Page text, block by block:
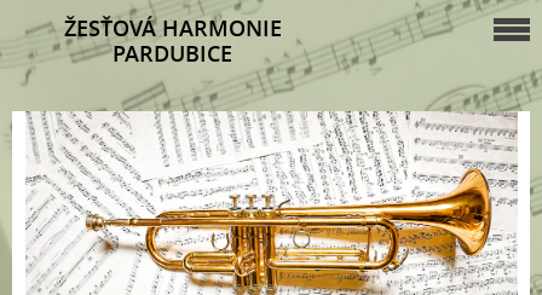
ŽESŤOVÁ HARMONIE
PARDUBICE